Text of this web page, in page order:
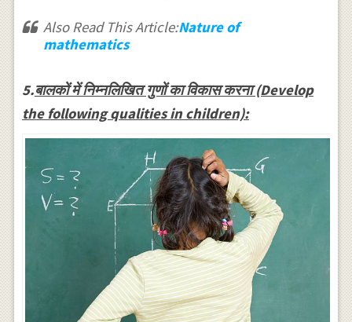
Also Read This Article:Nature of
mathematics
5.बालकों में निम्नलिखित गुणों का विकास करना (Develop
the following qualities in children):